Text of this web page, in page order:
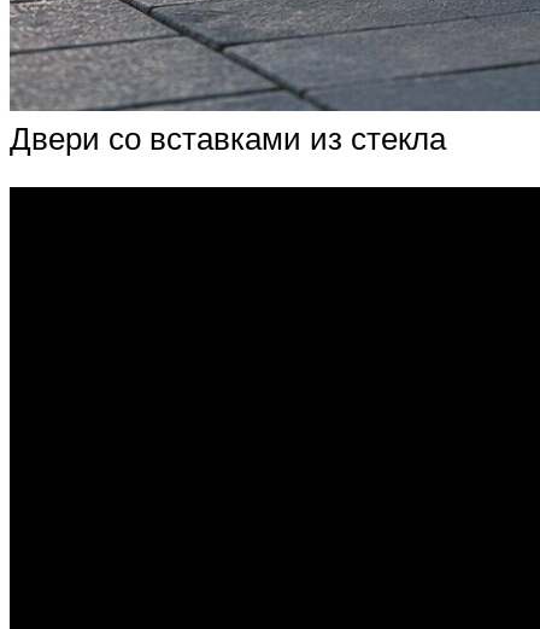
Двери со вставками из стекла